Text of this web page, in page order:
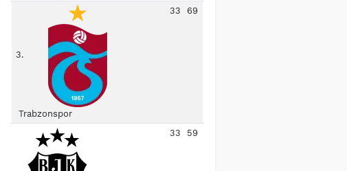
3.
Trabzonspor
33 69
33 59